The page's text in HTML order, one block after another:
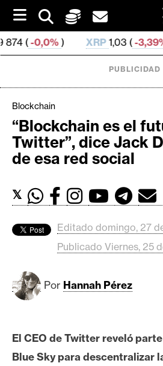
i
p
t
o
XRP1,03 ( -3,39%) SOL
C
r
i
M
a
s
PUBLICIDAD
Blockchain
“Blockchain es el
Twitter”, dice Jack
de esa red social
𝕏
Editado domingo, 27
Publicado Viernes, 25
Por Hannah Pérez
El CEO de Twitter reveló
Blue Sky para descentralizar